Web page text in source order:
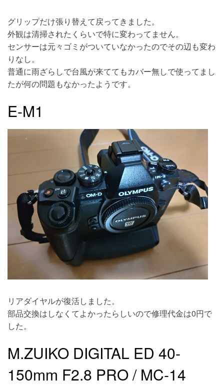
グリップだけ張り替えて戻ってきました。
外観は清掃されたくらいで特に変わってません。
センサーは元々ゴミがついていなかったのでその辺も変わ
りなし。
普通に雨ざらしで台風が来ててもカバー無しで使ってまし
たが何の問題もなかったようです。
E-M1
リアダイヤルが復活しました。
部品交換はしなくてよかったらしいので修理代金は0円で
した。
M.ZUIKO DIGITAL ED 40-
150mm F2.8 PRO / MC-14